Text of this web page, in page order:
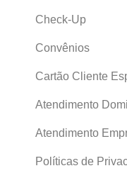
Check-Up
Convênios
Cartão Cliente
Atendimento
Atendimento
Políticas de